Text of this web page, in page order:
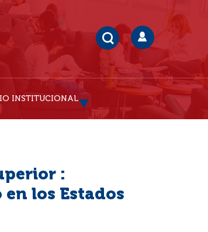
INSTITUCIONAL
:
los Estados